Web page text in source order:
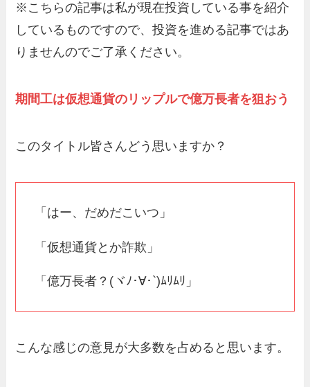
※こちらの記事は私が現在投資している事を紹介
しているものですので、投資を進める記事ではあ
りませんのでご了承ください。
期間工は仮想通貨のリップルで億万長者を狙おう
このタイトル皆さんどう思いますか？
「はー、だめだこいつ」
「仮想通貨とか詐欺」
「億万長者？(ヾﾉ･∀･`)ﾑﾘﾑﾘ」
こんな感じの意見が大多数を占めると思います。